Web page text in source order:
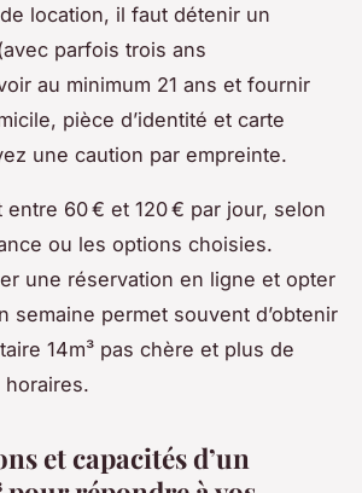
location, il faut détenir un
parfois trois ans
au minimum 21 ans et fournir
pièce d’identité et carte
une caution par empreinte.
60 € et 120 € par jour, selon
ou les options choisies.
une réservation en ligne et opter
semaine permet souvent d’obtenir
14m³ pas chère et plus de
et capacités d’un